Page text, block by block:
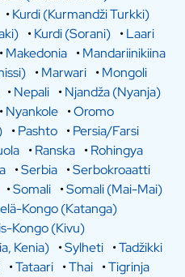
•Kurdi (Kurmandži Turkki)
•Kurdi (Sorani) •Laari
•Makedonia •Mandariinikiina
•Marwari •Mongoli
•Nepali •Njandža (Nyanja)
•Nyankole •Oromo
•Pashto •Persia/Farsi
•Ranska •Rohingya
•Serbia •Serbokroaatti
•Somali •Somali (Mai-Mai)
Kongo (Katanga)
Kongo (Kivu)
Kenia) •Sylheti •Tadžikki
•Tataari •Thai •Tigrinja